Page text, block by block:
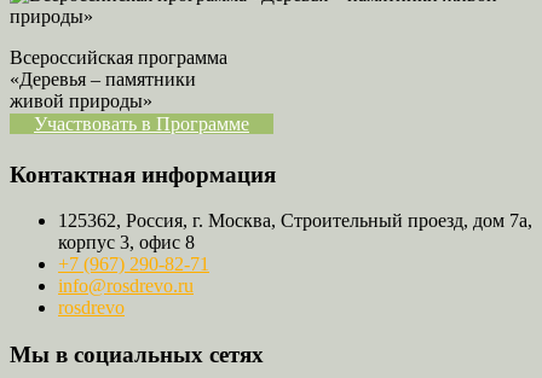
Всероссийская программа
«Деревья – памятники
живой природы»
Участвовать в Программе
Контактная информация
125362, Россия, г. Москва, Строительный проезд, дом 7а,
корпус 3, офис 8
+7 (967) 290-82-71
info@rosdrevo.ru
rosdrevo
Мы в социальных сетях